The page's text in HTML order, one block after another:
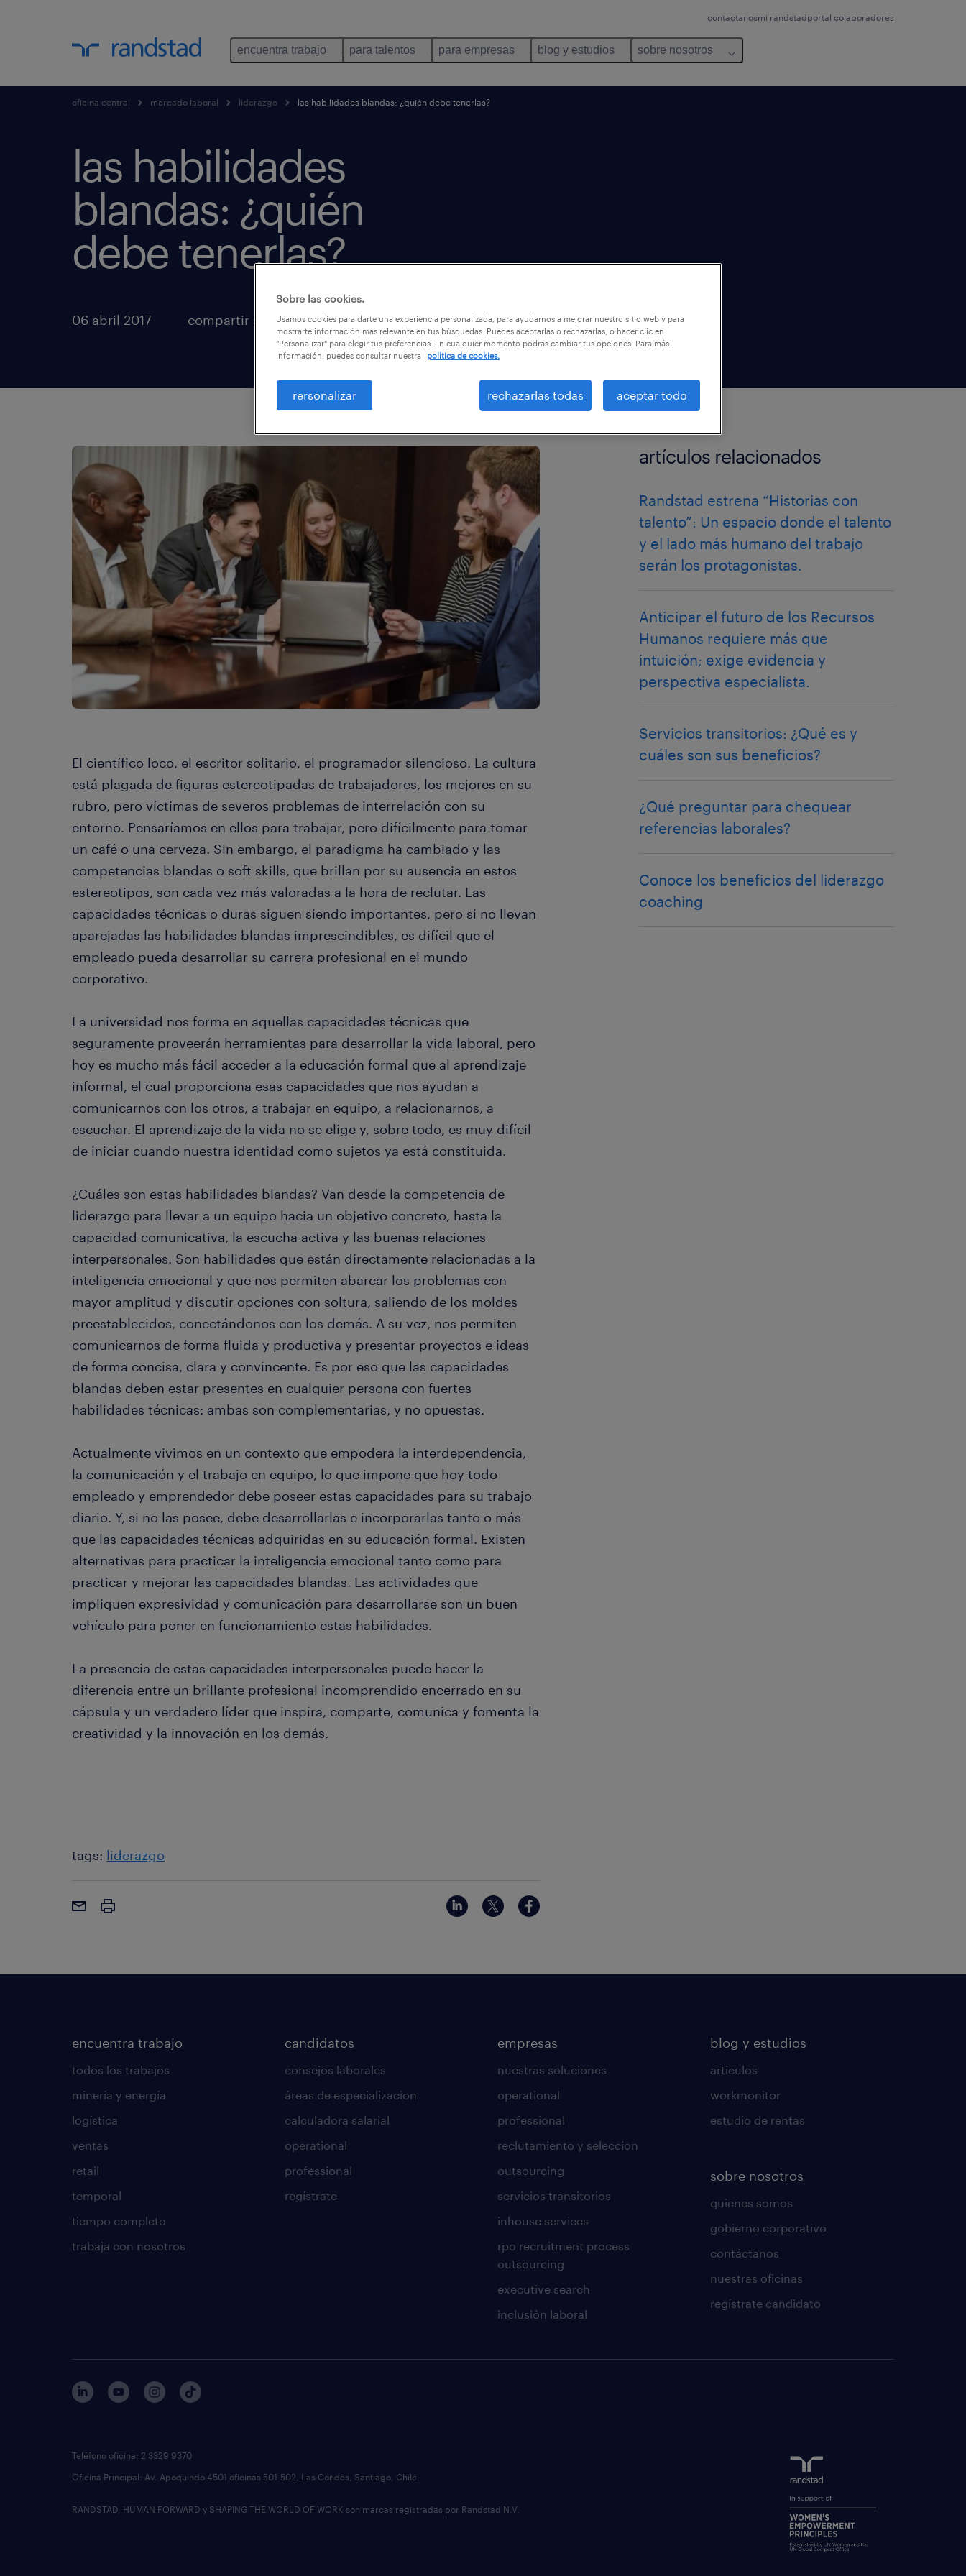
contactanosmi randstadportal colaboradores
encuentra trabajo para talentos para empresas blog y estudios sobre nosotros
oficina central mercado laboral liderazgo las habilidades blandas: ¿quién debe tenerlas?
las habilidades
blandas: ¿quién
debe tenerlas?
06 abril 2017 compartir artículos
El científico loco, el escritor solitario, el programador silencioso. La cultura
está plagada de figuras estereotipadas de trabajadores, los mejores en su
rubro, pero víctimas de severos problemas de interrelación con su
entorno. Pensaríamos en ellos para trabajar, pero difícilmente para tomar
un café o una cerveza. Sin embargo, el paradigma ha cambiado y las
competencias blandas o soft skills, que brillan por su ausencia en estos
estereotipos, son cada vez más valoradas a la hora de reclutar. Las
capacidades técnicas o duras siguen siendo importantes, pero si no llevan
aparejadas las habilidades blandas imprescindibles, es difícil que el
empleado pueda desarrollar su carrera profesional en el mundo
corporativo.
La universidad nos forma en aquellas capacidades técnicas que
seguramente proveerán herramientas para desarrollar la vida laboral, pero
hoy es mucho más fácil acceder a la educación formal que al aprendizaje
informal, el cual proporciona esas capacidades que nos ayudan a
comunicarnos con los otros, a trabajar en equipo, a relacionarnos, a
escuchar. El aprendizaje de la vida no se elige y, sobre todo, es muy difícil
de iniciar cuando nuestra identidad como sujetos ya está constituida.
¿Cuáles son estas habilidades blandas? Van desde la competencia de
liderazgo para llevar a un equipo hacia un objetivo concreto, hasta la
capacidad comunicativa, la escucha activa y las buenas relaciones
interpersonales. Son habilidades que están directamente relacionadas a la
inteligencia emocional y que nos permiten abarcar los problemas con
mayor amplitud y discutir opciones con soltura, saliendo de los moldes
preestablecidos, conectándonos con los demás. A su vez, nos permiten
comunicarnos de forma fluida y productiva y presentar proyectos e ideas
de forma concisa, clara y convincente. Es por eso que las capacidades
blandas deben estar presentes en cualquier persona con fuertes
habilidades técnicas: ambas son complementarias, y no opuestas.
Actualmente vivimos en un contexto que empodera la interdependencia,
la comunicación y el trabajo en equipo, lo que impone que hoy todo
empleado y emprendedor debe poseer estas capacidades para su trabajo
diario. Y, si no las posee, debe desarrollarlas e incorporarlas tanto o más
que las capacidades técnicas adquiridas en su educación formal. Existen
alternativas para practicar la inteligencia emocional tanto como para
practicar y mejorar las capacidades blandas. Las actividades que
impliquen expresividad y comunicación para desarrollarse son un buen
vehículo para poner en funcionamiento estas habilidades.
La presencia de estas capacidades interpersonales puede hacer la
diferencia entre un brillante profesional incomprendido encerrado en su
cápsula y un verdadero líder que inspira, comparte, comunica y fomenta la
creatividad y la innovación en los demás.
tags: liderazgo
artículos relacionados
Randstad estrena “Historias con
talento”: Un espacio donde el talento
y el lado más humano del trabajo
serán los protagonistas.
Anticipar el futuro de los Recursos
Humanos requiere más que
intuición; exige evidencia y
perspectiva especialista.
Servicios transitorios: ¿Qué es y
cuáles son sus beneficios?
¿Qué preguntar para chequear
referencias laborales?
Conoce los beneficios del liderazgo
coaching
encuentra trabajo
todos los trabajos
minería y energía
logística
ventas
retail
temporal
tiempo completo
trabaja con nosotros
candidatos
consejos laborales
áreas de especializacion
calculadora salarial
operational
professional
regístrate
empresas
nuestras soluciones
operational
professional
reclutamiento y seleccion
outsourcing
servicios transitorios
inhouse services
rpo recruitment process
outsourcing
executive search
inclusión laboral
blog y estudios
articulos
workmonitor
estudio de rentas
sobre nosotros
quienes somos
gobierno corporativo
contáctanos
nuestras oficinas
regístrate candidato
Teléfono oficina: 2 3329 9370
Oficina Principal: Av. Apoquindo 4501 oficinas 501-502, Las Condes, Santiago, Chile.
RANDSTAD, HUMAN FORWARD y SHAPING THE WORLD OF WORK son marcas registradas por Randstad N.V.
Sobre las cookies.
Usamos cookies para darte una experiencia personalizada, para ayudarnos a mejorar nuestro sitio web y para
mostrarte información más relevante en tus búsquedas. Puedes aceptarlas o rechazarlas, o hacer clic en
"Personalizar" para elegir tus preferencias. En cualquier momento podrás cambiar tus opciones. Para más
información, puedes consultar nuestra
política de cookies.
rersonalizar rechazarlas todas aceptar todo